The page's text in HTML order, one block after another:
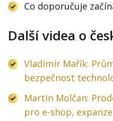
Co doporučuje
Další videa o
Vladimír Mařík:
bezpečnost
Martin Molčan:
pro e-shop,